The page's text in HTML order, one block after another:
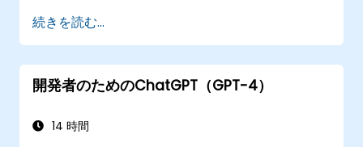
将来に向けて人事部門の体制を整えられる
続きを読む...
開発者のためのChatGPT（GPT-4）
14 時間